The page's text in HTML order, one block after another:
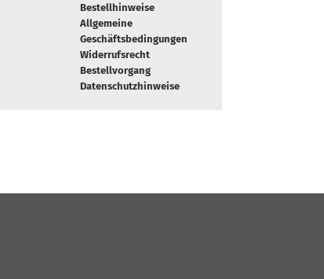
Bestellhinweise
Allgemeine
Geschäftsbedingungen
Widerrufsrecht
Bestellvorgang
Datenschutzhinweise